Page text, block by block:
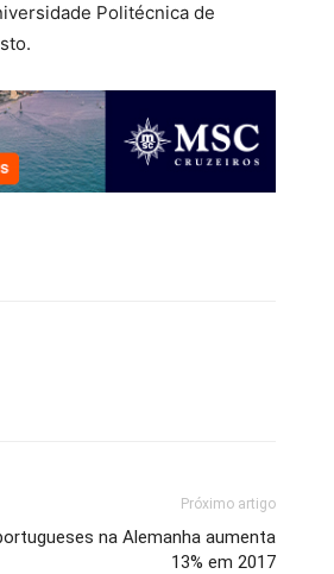
Politécnica de
Próximo artigo
na Alemanha aumenta
13% em 2017